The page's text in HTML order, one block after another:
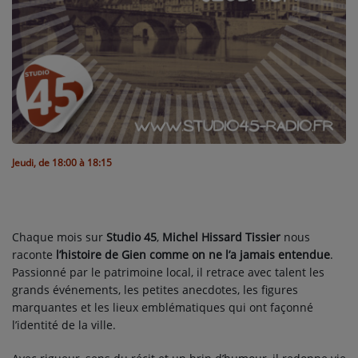
L'ÉNERGIE DES 9 ÉTOILES
MIXTAPE ADDICT RADIO SHOW
"SI ON CHANTAIT", L'ÉMISSION
SONS 2 DARONS
La Radio
INTERVIEW
Musique
Jeudi, de 18:00 à 18:15
Chaque mois sur Studio 45, Michel Hissard Tissier nous
raconte l’histoire de Gien comme on ne l’a jamais entendue.
Passionné par le patrimoine local, il retrace avec talent les
grands événements, les petites anecdotes, les figures
marquantes et les lieux emblématiques qui ont façonné
l’identité de la ville.